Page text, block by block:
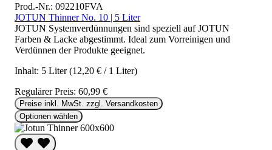
Prod.-Nr.: 092210FVA
JOTUN Thinner No. 10 | 5 Liter
JOTUN Systemverdünnungen sind speziell auf JOTUN
Farben & Lacke abgestimmt. Ideal zum Vorreinigen und
Verdünnen der Produkte geeignet.
Inhalt: 5 Liter(12,20 € / 1 Liter)
Regulärer Preis: 60,99 €
Preise inkl. MwSt. zzgl. Versandkosten
Optionen wählen